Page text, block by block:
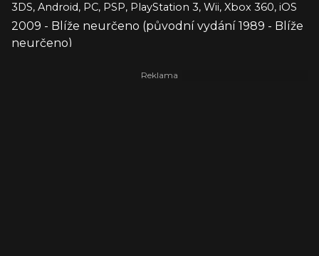
3DS, Android, PC, PSP, PlayStation 3, Wii, Xbox 360, iOS
2009 - Blíže neurčeno (původní vydání 1989 - Blíže
neurčeno)